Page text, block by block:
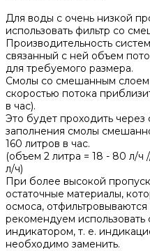
Для воды с очень низкой
использовать фильтр со
Производительность
связанный с ней объем
для требуемого размера.
Смолы со смешанным
скоростью потока
в час).
Это будет проходить
заполнения смолы
160 литров в час.
(объем 2 литра = 18 - 80 л/ч
л/ч)
При более высокой
остаточные материалы,
осмоса,
рекомендуем
индикатором, т. е.
необходимо заменить.